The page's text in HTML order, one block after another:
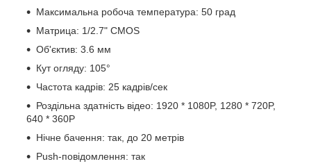
Максимальна робоча температура: 50 град
Матрица: 1/2.7" CMOS
Об'єктив: 3.6 мм
Кут огляду: 105°
Частота кадрів: 25 кадрів/сек
Роздільна здатність відео: 1920 * 1080P, 1280 * 720P,
640 * 360P
Нічне бачення: так, до 20 метрів
Push-повідомлення: так